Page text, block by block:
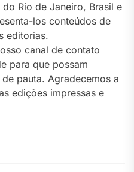
Rio de Janeiro, Brasil e
los conteúdos de
editorias.
canal de contato
para que possam
pauta. Agradecemos a
edições impressas e